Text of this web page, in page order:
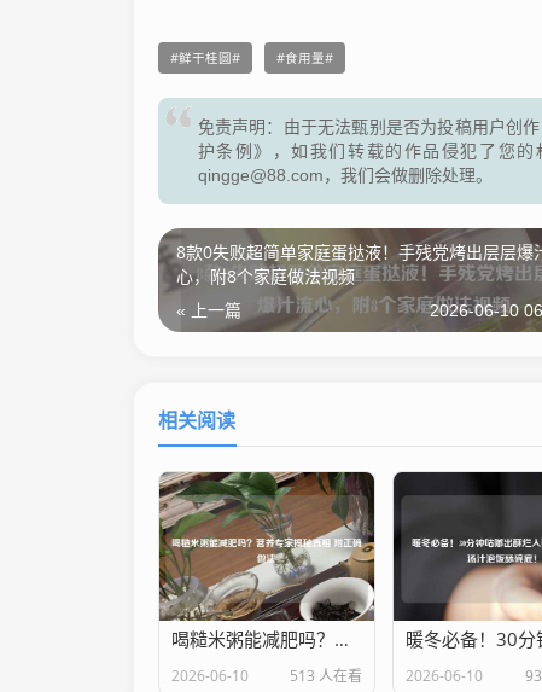
鲜干桂圆 食用量
免责声明：由于无法甄别是否为投稿用户创
护条例》，如我们转载的作品侵犯了您
qingge@88.com，我们会做删除处理。
8款0失败超简单家庭蛋挞液！手残党烤出层层爆
心，附8个家庭做法视频
« 上一篇 2026-06-10
相关阅读
喝糙米粥能减肥吗？营养专家揭秘真相 附正确做法
2026-06-10 513 人在看 2026-06-10